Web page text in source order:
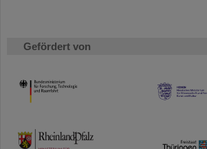
Gefördert von
HMWK
TMWWDG